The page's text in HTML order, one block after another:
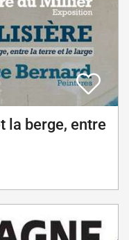
la berge, entre